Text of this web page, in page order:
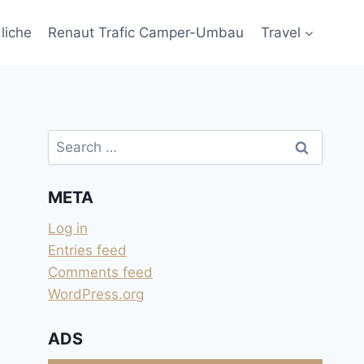
Renaut Trafic Camper-Umbau Travel
Search
for:
META
Log in
Entries feed
Comments feed
WordPress.org
ADS